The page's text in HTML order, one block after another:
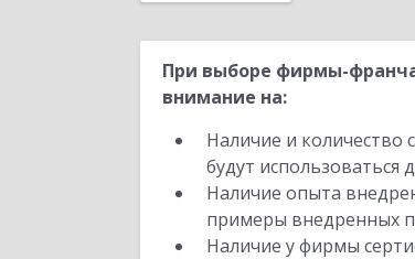
При выборе фирмы-
внимание на:
Наличие и количество
будут использоваться
Наличие опыта
примеры внедренных
Наличие у фирмы